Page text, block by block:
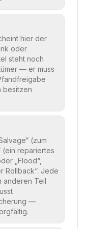
hier der
oder
steht noch
— er muss
besitzen
(zum
(ein repariertes
„Flood“,
Rollback“. Jede
anderen Teil
—